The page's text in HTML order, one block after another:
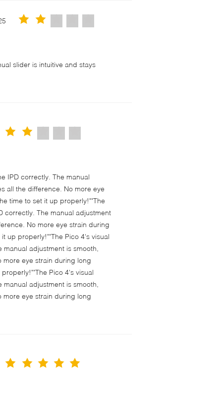
slider is intuitive and stays
IPD correctly. The manual
all the difference. No more eye
time to set it up properly!""The
correctly. The manual adjustment
No more eye strain during
up properly!""The Pico 4's visual
adjustment is smooth,
more eye strain during long
Pico 4's visual
adjustment is smooth,
more eye strain during long